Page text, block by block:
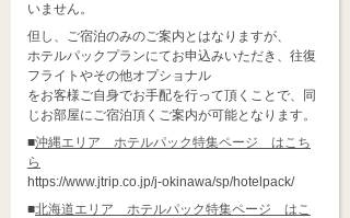
いません。
但し、ご宿泊のみのご案内とはなりますが、
ホテルパックプランにてお申込みいただき、往復
フライトやその他オプショナル
をお客様ご自身でお手配を行って頂くことで、同
じお部屋にご宿泊頂くご案内が可能となります。
■沖縄エリア ホテルパック特集ページ はこち
ら
https://www.jtrip.co.jp/j-okinawa/sp/hotelpack/
■北海道エリア ホテルパック特集ページ はこ